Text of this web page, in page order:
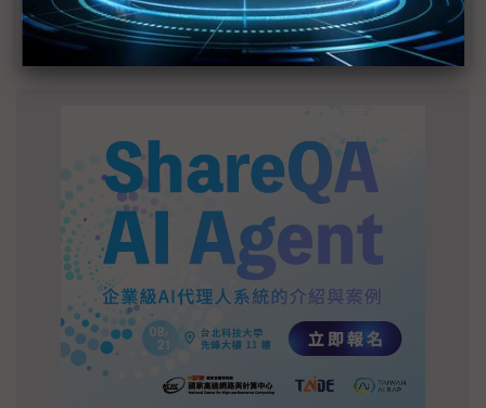
SpaceX晶片採購大轉向 Elon Musk捨超微全面
採用NVIDIA